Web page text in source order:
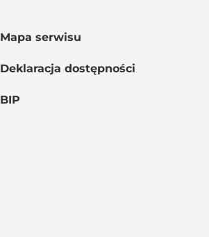
Mapa serwisu
Deklaracja dostępności
BIP